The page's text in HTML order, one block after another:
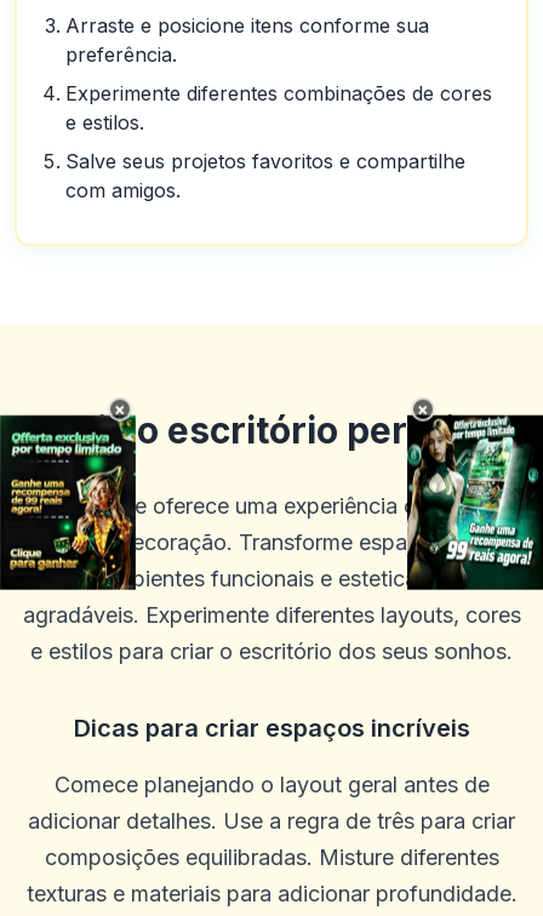
Arraste e posicione itens conforme sua
preferência.
Experimente diferentes combinações de cores
e estilos.
Salve seus projetos favoritos e compartilhe
com amigos.
Crie o escritório perfeito
Office Space oferece uma experiência completa de
design e decoração. Transforme espaços vazios
em ambientes funcionais e esteticamente
agradáveis. Experimente diferentes layouts, cores
e estilos para criar o escritório dos seus sonhos.
Dicas para criar espaços incríveis
Comece planejando o layout geral antes de
adicionar detalhes. Use a regra de três para criar
composições equilibradas. Misture diferentes
texturas e materiais para adicionar profundidade.
× ×